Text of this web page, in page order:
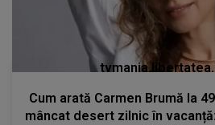
Cum arată Carmen Brumă la
mâncat desert zilnic în